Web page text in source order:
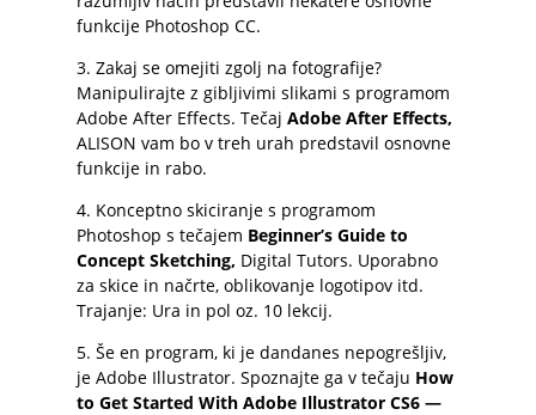
funkcije Photoshop CC.
3. Zakaj se omejiti zgolj na fotografije?
Manipulirajte z gibljivimi slikami s programom
Adobe After Effects. Tečaj Adobe After Effects,
ALISON vam bo v treh urah predstavil osnovne
funkcije in rabo.
4. Konceptno skiciranje s programom
Photoshop s tečajem Beginner’s Guide to
Concept Sketching, Digital Tutors. Uporabno
za skice in načrte, oblikovanje logotipov itd.
Trajanje: Ura in pol oz. 10 lekcij.
5. Še en program, ki je dandanes nepogrešljiv,
je Adobe Illustrator. Spoznajte ga v tečaju How
to Get Started With Adobe Illustrator CS6 —